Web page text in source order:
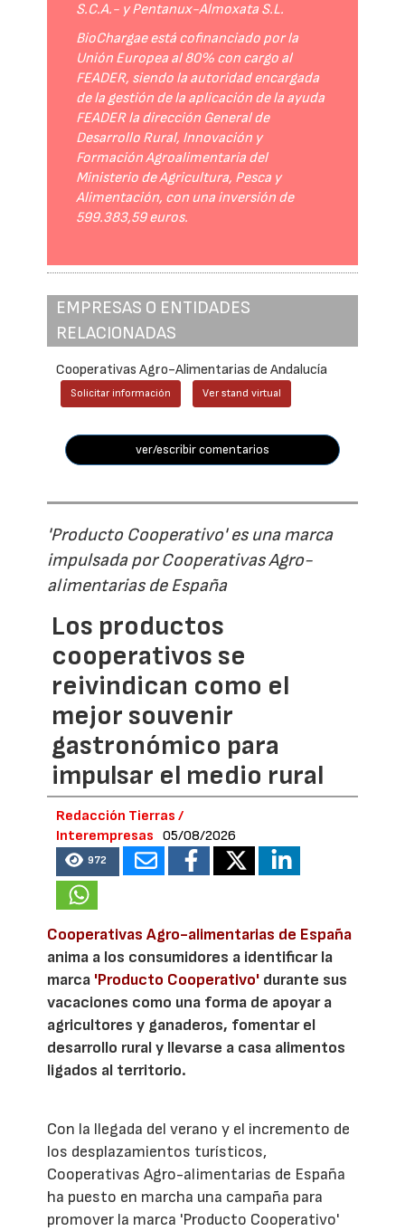
S.C.A.- y Pentanux-Almoxata S.L.
BioChargae está cofinanciado por la
Unión Europea al 80% con cargo al
FEADER, siendo la autoridad encargada
de la gestión de la aplicación de la ayuda
FEADER la dirección General de
Desarrollo Rural, Innovación y
Formación Agroalimentaria del
Ministerio de Agricultura, Pesca y
Alimentación, con una inversión de
599.383,59 euros.
EMPRESAS O ENTIDADES
RELACIONADAS
Cooperativas Agro-Alimentarias de Andalucía
Solicitar información Ver stand virtual
ver/escribir comentarios
'Producto Cooperativo' es una marca
impulsada por Cooperativas Agro-
alimentarias de España
Los productos
cooperativos se
reivindican como el
mejor souvenir
gastronómico para
impulsar el medio rural
Redacción Tierras /
Interempresas
05/08/2026
972
Cooperativas Agro-alimentarias de España
anima a los consumidores a identificar la
marca 'Producto Cooperativo' durante sus
vacaciones como una forma de apoyar a
agricultores y ganaderos, fomentar el
desarrollo rural y llevarse a casa alimentos
ligados al territorio.
Con la llegada del verano y el incremento de
los desplazamientos turísticos,
Cooperativas Agro-alimentarias de España
ha puesto en marcha una campaña para
promover la marca 'Producto Cooperativo'